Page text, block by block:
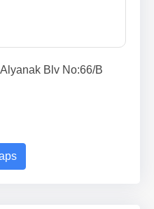
Blv No:66/B